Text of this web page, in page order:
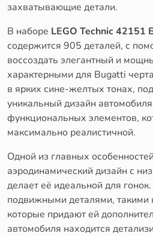
захватывающие детали.
В наборе LEGO Technic 42151
содержится 905 деталей, с
воссоздать элегантный и
характерными для Bugatti
в ярких сине-желтых тонах,
уникальный дизайн
функциональных элементов,
максимально реалистичной.
Одной из главных
аэродинамический дизайн с
делает её идеальной для
подвижными деталями, такими
которые придают ей
автомобиля находится